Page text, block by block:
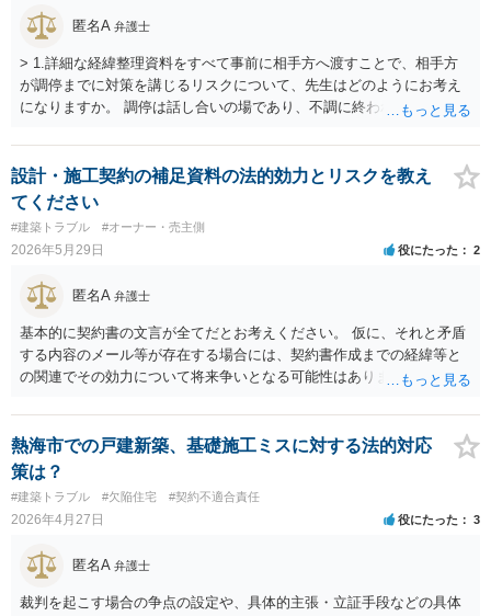
のか）を確認されてみてはいかがでしょうか。
匿名A 弁護士
> 1.詳細な経緯整理資料をすべて事前に相手方へ渡すことで、相手方
が調停までに対策を講じるリスクについて、先生はどのようにお考え
になりますか。 調停は話し合いの場であり、不調に終われば訴訟で解
いう姑息な手段は使えませんし、公平かつ納得のできる解決というの
は、当事者と裁判所が同じ主張と証拠関係を踏まえた上で初めて実現
できるものだと考えます。 > 2.また、開示する範囲や内容の見せ方に
ついて、何か工夫できる点があればご教示いただけますでしょうか。
弁護士によって考え方が異なるかもしれませんが、資料の一部を相手
に見せないという行動は、その資料（や隠している部分）には提出者
にとって不利な事実が隠されているという推認を働かせることに繋が
るリスクがあります（もちろん、争点と全く無関係な部分をマスキン
グ等することはありますが、それは手続戦略とは別の問題です）。 裁
判所は公平な第三者であり、調停委員会に与える心証も考慮する必要
があります。手続を有利に進めたいのであれば、証拠の出し方より
も、どのような反論でも対応できるように自身の主張をきちんと押さ
え、説得力のある説明と資料を用意することだと思います。 ただ、今
回提出を予定している資料がどのようなものであるのか、争点とどの
ような関係があるのか、なぜ調停を選択したのか等の個別事情によっ
て具体的なに採るべき手段は変わってくるため、上記はあくまで個別
事情を踏まえない一般論としてご理解いただき、本件でどのように対
応すべきであるかについては弁護士へ直接相談された方がよいと思い
設計・施工契約の補足資料の法的効力とリスクを教え
てください
#建築トラブル #オーナー・売主側
2026年5月29日 役にたった 2
匿名A 弁護士
基本的に契約書の文言が全てだとお考えください。 仮に、それと矛盾
する内容のメール等が存在する場合には、契約書作成までの経緯等と
の関連でその効力について将来争いとなる可能性はありますが、直ち
というのが一般かどうかわかりませんが、当該会社がそのような方針
である以上、あとは契約をするかしないかという判断をすることにな
るのでしょう。
熱海市での戸建新築、基礎施工ミスに対する法的対応
策は？
#建築トラブル #欠陥住宅 #契約不適合責任
2026年4月27日 役にたった 3
匿名A 弁護士
裁判を起こす場合の争点の設定や、具体的主張・立証手段などの具体